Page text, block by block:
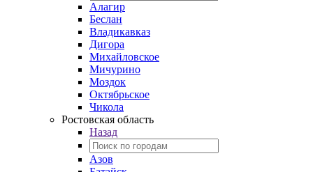
Алагир
Беслан
Владикавказ
Дигора
Михайловское
Мичурино
Моздок
Октябрьское
Чикола
Ростовская область
Назад
Азов